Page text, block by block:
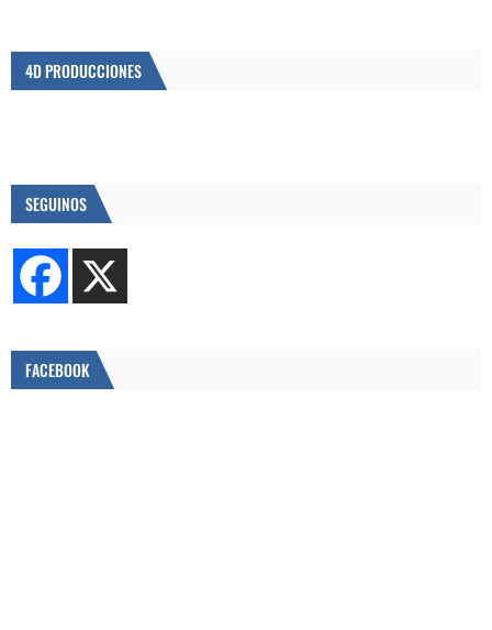
4D PRODUCCIONES
SEGUINOS
FACEBOOK